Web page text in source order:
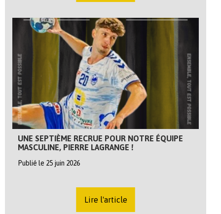
UNE SEPTIÈME RECRUE POUR NOTRE ÉQUIPE
MASCULINE, PIERRE LAGRANGE !
Publié le 25 juin 2026
Lire l'article